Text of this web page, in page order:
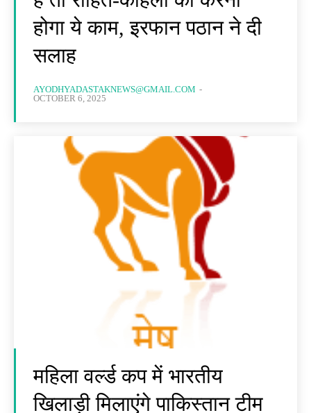
होगा ये काम, इरफान पठान ने दी
सलाह
AYODHYADASTAKNEWS@GMAIL.COM -
OCTOBER 6, 2025
महिला वर्ल्ड कप में भारतीय
खिलाड़ी मिलाएंगे पाकिस्तान टीम